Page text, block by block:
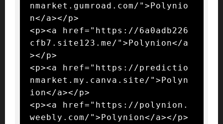
nmarket.gumroad.com/">Polynio
n</a></p>
<p><a href="https://6a0adb226
cfb7.site123.me/">Polynion</a
></p>
<p><a href="https://predictio
nmarket.my.canva.site/">Polyn
ion</a></p>
<p><a href="https://polynion.
weebly.com/">Polynion</a></p>